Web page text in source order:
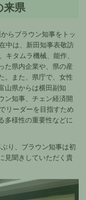
来県
らブラウン知事をトッ
中は、新田知事表敬訪
キタムラ機械、能作、
た県内企業や、県の産
。また、県庁で、女性
山県からは横田副知
ン知事、チェン経済開
リーダーを目指すため
多様性の重要性などに
り、ブラウン知事は初
見聞きしていただく貴